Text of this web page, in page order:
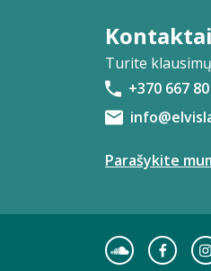
Kontaktai
Turite
+370 667 80
Parašykite